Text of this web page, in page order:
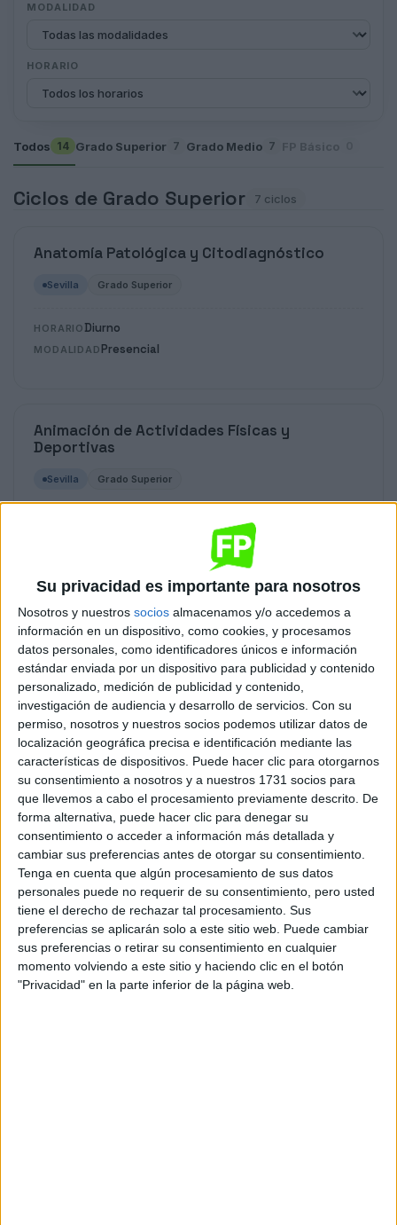
Su privacidad es importante para nosotros
Nosotros y nuestros socios almacenamos y/o accedemos a
información en un dispositivo, como cookies, y procesamos
datos personales, como identificadores únicos e información
estándar enviada por un dispositivo para publicidad y contenido
personalizado, medición de publicidad y contenido,
investigación de audiencia y desarrollo de servicios. Con su
permiso, nosotros y nuestros socios podemos utilizar datos de
localización geográfica precisa e identificación mediante las
características de dispositivos. Puede hacer clic para otorgarnos
su consentimiento a nosotros y a nuestros 1731 socios para
que llevemos a cabo el procesamiento previamente descrito. De
forma alternativa, puede hacer clic para denegar su
consentimiento o acceder a información más detallada y
cambiar sus preferencias antes de otorgar su consentimiento.
Tenga en cuenta que algún procesamiento de sus datos
personales puede no requerir de su consentimiento, pero usted
tiene el derecho de rechazar tal procesamiento. Sus
preferencias se aplicarán solo a este sitio web. Puede cambiar
sus preferencias o retirar su consentimiento en cualquier
momento volviendo a este sitio y haciendo clic en el botón
"Privacidad" en la parte inferior de la página web.
MODALIDAD
HORARIO
Todos 14 Grado Superior 7 Grado Medio 7 FP Básico
Ciclos de Grado Superior 7 ciclos
Anatomía Patológica y Citodiagnóstico
Sevilla Grado Superior
HORARIO Diurno
MODALIDAD Presencial
Animación de Actividades Físicas y
Deportivas
Sevilla Grado Superior
Automatización y Robótica Industrial
Sevilla Grado Superior
HORARIO Diurno
MODALIDADPresencial
Automoción
Sevilla Grado Superior
HORARIODiurno
MODALIDADPresencial
Eficiencia Energética y Energía Solar Térmica